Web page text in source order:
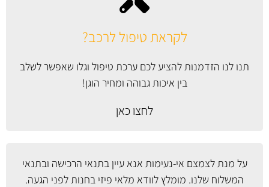
לקראת טיפול לרכב?
תנו לנו הזדמנות להציע לכם ערכת טיפול וגלו שאפשר לשלב
בין איכות גבוהה ומחיר הוגן!
לחצו כאן
על מנת לצמצם אי-נעימות אנא עייןבתנאי הרכישה ובתנאי
המשלוח שלנו. מומלץ לוודא מלאי פיזי בחנות לפני הגעה.